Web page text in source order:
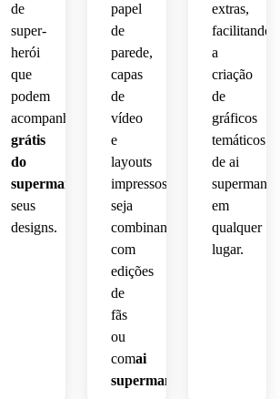
logo.
de
super-
herói
que
podem
acompanhar
imagens
grátis
do
superman
seus
designs.
papel
de
parede,
capas
de
vídeo
e
layouts
impressos,
seja
combinando
com
edições
de
fãs
ou
comai
superman
extras,
facilitando
a
criação
de
gráficos
temáticos
de ai
superman
em
qualquer
lugar.